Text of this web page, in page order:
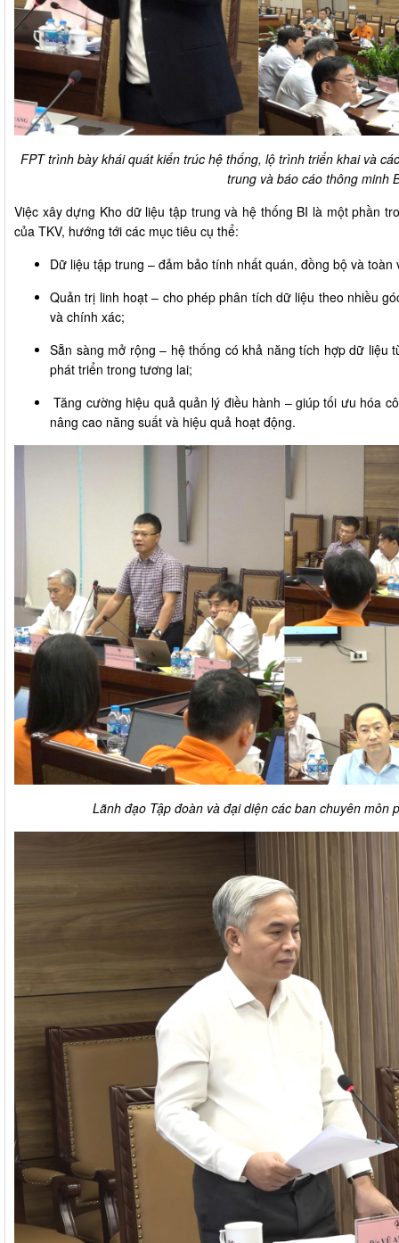
FPT trình bày khái quát kiến trúc hệ thống, lộ trình triển khai và
trung và báo cáo thông minh
Việc xây dựng Kho dữ liệu tập trung và hệ thống BI là một phần
của TKV, hướng tới các mục tiêu cụ thể:
Dữ liệu tập trung – đảm bảo tính nhất quán, đồng bộ và
Quản trị linh hoạt – cho phép phân tích dữ liệu theo nhiều
và chính xác;
Sẵn sàng mở rộng – hệ thống có khả năng tích hợp dữ liệu
phát triển trong tương lai;
Tăng cường hiệu quả quản lý điều hành – giúp tối ưu hóa
nâng cao năng suất và hiệu quả hoạt động.
Lãnh đạo Tập đoàn và đại diện các ban chuyên môn